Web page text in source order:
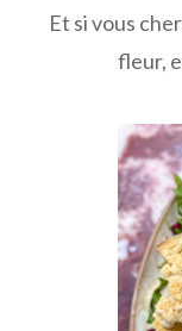
Et si vous
fleur,